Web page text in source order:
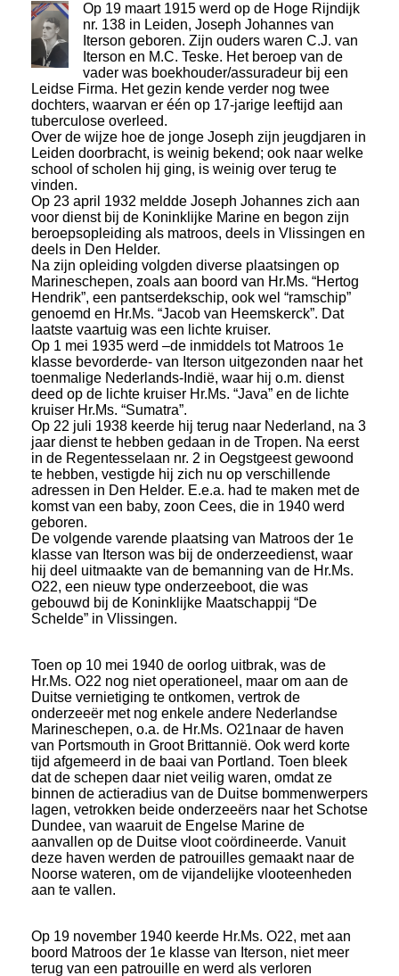
Op 19 maart 1915 werd op de Hoge Rijndijk
nr. 138 in Leiden, Joseph Johannes van
Iterson geboren. Zijn ouders waren C.J. van
Iterson en M.C. Teske. Het beroep van de
vader was boekhouder/assuradeur bij een
Leidse Firma. Het gezin kende verder nog twee
dochters, waarvan er één op 17-jarige leeftijd aan
tuberculose overleed.
Over de wijze hoe de jonge Joseph zijn jeugdjaren in
Leiden doorbracht, is weinig bekend; ook naar welke
school of scholen hij ging, is weinig over terug te
vinden.
Op 23 april 1932 meldde Joseph Johannes zich aan
voor dienst bij de Koninklijke Marine en begon zijn
beroepsopleiding als matroos, deels in Vlissingen en
deels in Den Helder.
Na zijn opleiding volgden diverse plaatsingen op
Marineschepen, zoals aan boord van Hr.Ms. “Hertog
Hendrik”, een pantserdekschip, ook wel “ramschip”
genoemd en Hr.Ms. “Jacob van Heemskerck”. Dat
laatste vaartuig was een lichte kruiser.
Op 1 mei 1935 werd –de inmiddels tot Matroos 1e
klasse bevorderde- van Iterson uitgezonden naar het
toenmalige Nederlands-Indië, waar hij o.m. dienst
deed op de lichte kruiser Hr.Ms. “Java” en de lichte
kruiser Hr.Ms. “Sumatra”.
Op 22 juli 1938 keerde hij terug naar Nederland, na 3
jaar dienst te hebben gedaan in de Tropen. Na eerst
in de Regentesselaan nr. 2 in Oegstgeest gewoond
te hebben, vestigde hij zich nu op verschillende
adressen in Den Helder. E.e.a. had te maken met de
komst van een baby, zoon Cees, die in 1940 werd
geboren.
De volgende varende plaatsing van Matroos der 1e
klasse van Iterson was bij de onderzeedienst, waar
hij deel uitmaakte van de bemanning van de Hr.Ms.
O22, een nieuw type onderzeeboot, die was
gebouwd bij de Koninklijke Maatschappij “De
Schelde” in Vlissingen.
Toen op 10 mei 1940 de oorlog uitbrak, was de
Hr.Ms. O22 nog niet operationeel, maar om aan de
Duitse vernietiging te ontkomen, vertrok de
onderzeeër met nog enkele andere Nederlandse
Marineschepen, o.a. de Hr.Ms. O21naar de haven
van Portsmouth in Groot Brittannië. Ook werd korte
tijd afgemeerd in de baai van Portland. Toen bleek
dat de schepen daar niet veilig waren, omdat ze
binnen de actieradius van de Duitse bommenwerpers
lagen, vetrokken beide onderzeeërs naar het Schotse
Dundee, van waaruit de Engelse Marine de
aanvallen op de Duitse vloot coördineerde. Vanuit
deze haven werden de patrouilles gemaakt naar de
Noorse wateren, om de vijandelijke vlooteenheden
aan te vallen.
Op 19 november 1940 keerde Hr.Ms. O22, met aan
boord Matroos der 1e klasse van Iterson, niet meer
terug van een patrouille en werd als verloren